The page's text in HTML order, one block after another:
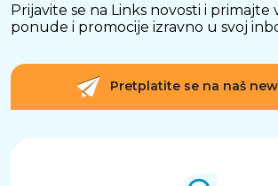
Prijavite se na Links novosti i primajte
ponude i promocije izravno u svoj
Pretplatite se na naš